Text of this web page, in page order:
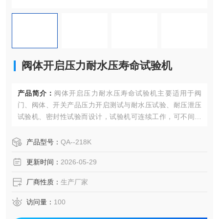
阀体开启压力耐水压寿命试验机
产品简介： 阀体开启压力耐水压寿命试验机主要适用于阀
门、阀体、开关产品压力开启测试与耐水压试验、耐压泄压
试验机、密封性试验而设计，试验机可连续工作，可不间断
要配件采用进口及国产工作稳定可靠，操作简单方便。相关
产品型号： QA--218K
更新时间： 2026-05-29
厂商性质： 生产厂家
访问量： 100